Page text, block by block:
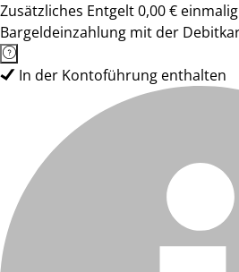
Zusätzliches Entgelt 0,00 € einmalig
Bargeldeinzahlung mit der
In der Kontoführung enthalten